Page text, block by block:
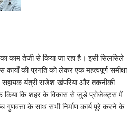
काम तेजी से किया जा रहा है। इसी सिलसिले
की प्रगति को लेकर एक महत्वपूर्ण समीक्षा
यंत्री राजेश खंपरिया और तकनीकी
किया कि शहर के विकास से जुड़े प्रोजेक्ट्स में
गुणवत्ता के साथ सभी निर्माण कार्य पूरे करने के